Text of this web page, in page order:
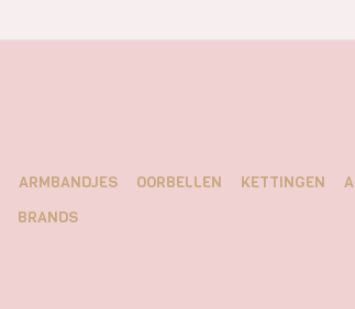
ARMBANDJES OORBELLEN KETTINGEN
BRANDS